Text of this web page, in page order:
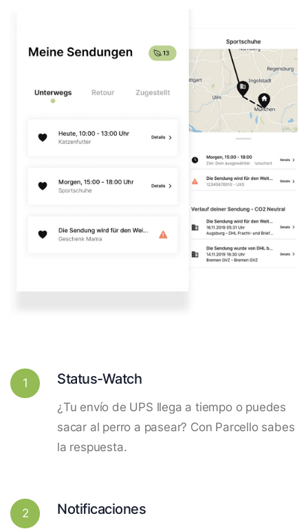
1 Status-Watch
¿Tu envío de UPS llega a tiempo o puedes
sacar al perro a pasear? Con Parcello sabes
la respuesta.
2 Notificaciones